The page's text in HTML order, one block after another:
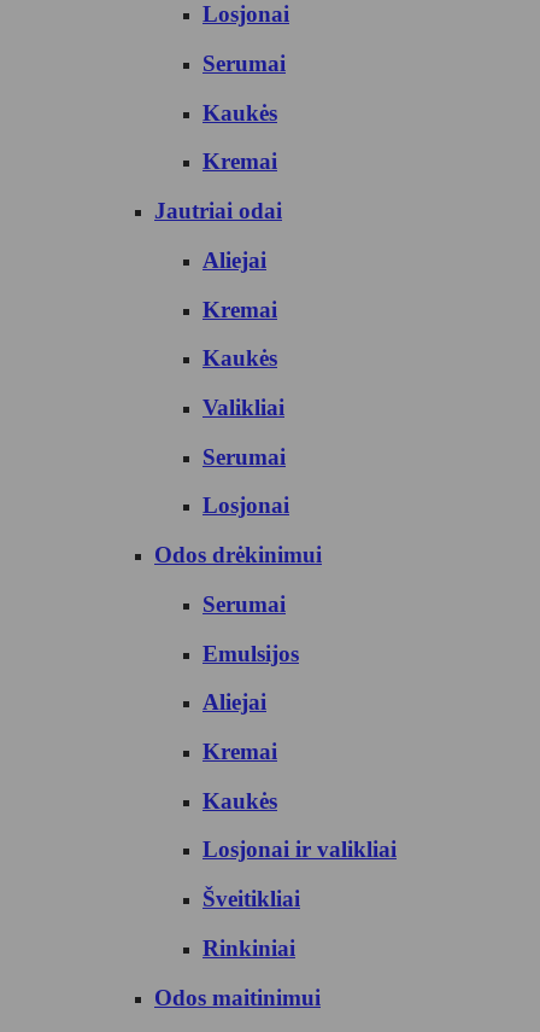
Losjonai
Serumai
Kaukės
Kremai
Jautriai odai
Aliejai
Kremai
Kaukės
Valikliai
Serumai
Losjonai
Odos drėkinimui
Serumai
Emulsijos
Aliejai
Kremai
Kaukės
Losjonai ir valikliai
Šveitikliai
Rinkiniai
Odos maitinimui